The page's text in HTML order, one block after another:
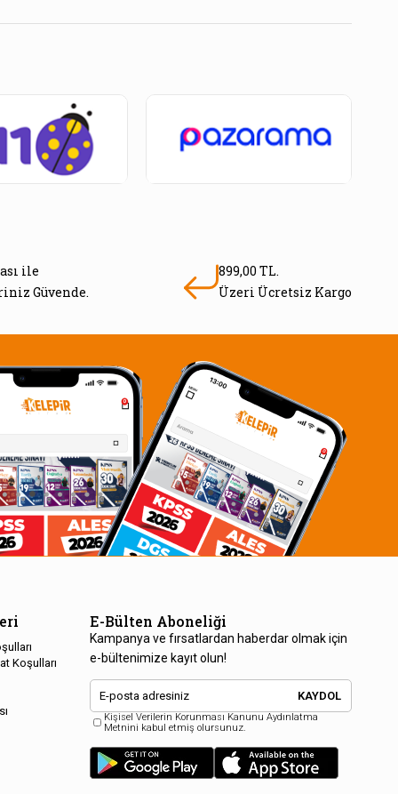
ile
Güvende.
899,00 TL.
Üzeri Ücretsiz Kargo
Koşulları
E-Bülten Aboneliği
Kampanya ve fırsatlardan haberdar olmak için
e-bültenimize kayıt olun!
KAYDOL
Kişisel Verilerin Korunması Kanunu Aydınlatma
Metnini kabul etmiş olursunuz.